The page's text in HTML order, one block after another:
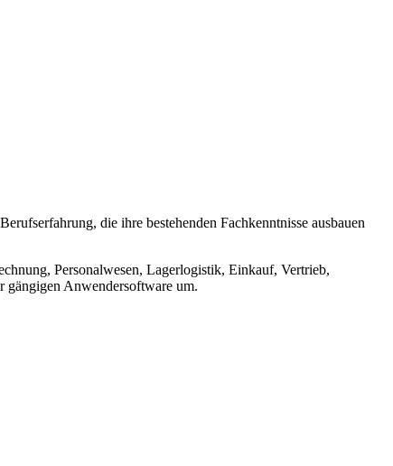
die ihre bestehenden Fachkenntnisse ausbauen
Personalwesen, Lagerlogistik, Einkauf, Vertrieb,
gängigen Anwendersoftware um.